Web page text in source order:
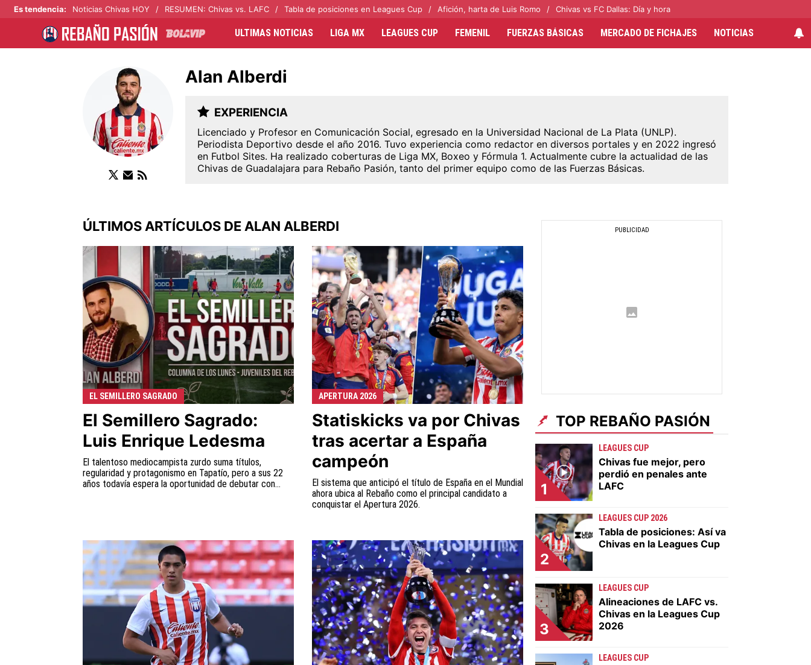
Es tendencia: Noticias Chivas HOY RESUMEN: Chivas vs. LAFC Tabla de posiciones en Leagues Cup Afición, harta de Luis Romo Chivas vs FC Dallas: Día y hora
ULTIMAS NOTICIAS LIGA MX LEAGUES CUP FEMENIL FUERZAS BÁSICAS MERCADO DE FICHAJES NOTICIAS
Alan Alberdi
EXPERIENCIA
Licenciado y Profesor en Comunicación Social, egresado en la Universidad Nacional de La Plata (UNLP).
Periodista Deportivo desde el año 2016. Tuvo experiencia como redactor en diversos portales y en 2022 ingresó
en Futbol Sites. Ha realizado coberturas de Liga MX, Boxeo y Fórmula 1. Actualmente cubre la actualidad de las
Chivas de Guadalajara para Rebaño Pasión, tanto del primer equipo como de las Fuerzas Básicas.
ÚLTIMOS ARTÍCULOS DE ALAN ALBERDI
EL SEMILLERO SAGRADO
El Semillero Sagrado:
Luis Enrique Ledesma
El talentoso mediocampista zurdo suma títulos,
regularidad y protagonismo en Tapatío, pero a sus 22
años todavía espera la oportunidad de debutar con...
APERTURA 2026
Statiskicks va por Chivas
tras acertar a España
campeón
El sistema que anticipó el título de España en el Mundial
ahora ubica al Rebaño como el principal candidato a
conquistar el Apertura 2026.
TOP REBAÑO PASIÓN
1
LEAGUES CUP
Chivas fue mejor, pero
perdió en penales ante
LAFC
2
LEAGUES CUP 2026
Tabla de posiciones: Así va
Chivas en la Leagues Cup
3
LEAGUES CUP
Alineaciones de LAFC vs.
Chivas en la Leagues Cup
2026
LEAGUES CUP